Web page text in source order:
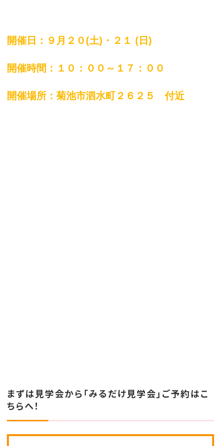
開催日：９月２０(土)・２１ (日)
開催時間：１０：００～１７：００
開催場所：菊池市泗水町２６２５ 付近
まずは見学会から「みるだけ見学会」ご予約はこ
ちらへ！